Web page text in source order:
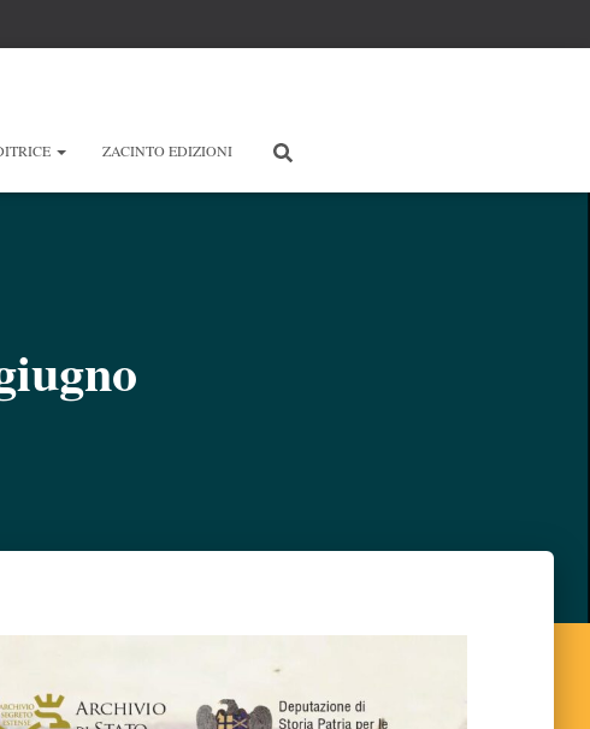
ZACINTO EDIZIONI